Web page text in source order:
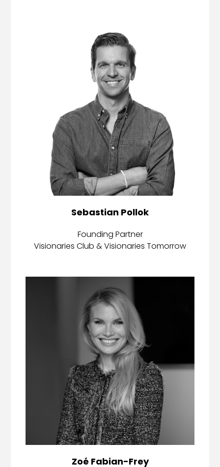
Sebastian Pollok
Founding Partner
Visionaries Club & Visionaries Tomorrow
Zoé Fabian-Frey